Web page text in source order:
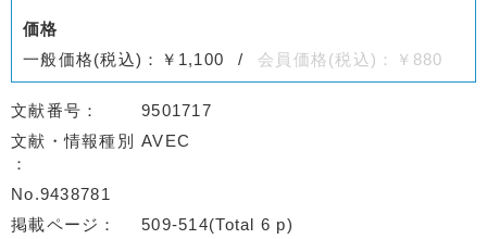
価格
一般価格(税込)：￥1,100
会員価格(税込)：￥880
文献番号
9501717
文献・情報種別
AVEC
No.9438781
掲載ページ
509-514(Total 6 p)